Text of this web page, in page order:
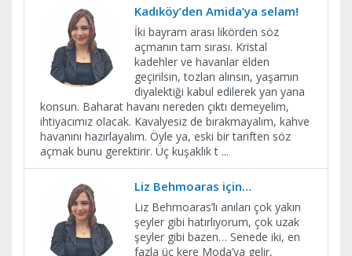
Kadıköy’den Amida’ya selam!
İki bayram arası likörden söz
açmanın tam sırası. Kristal
kadehler ve havanlar elden
geçirilsin, tozları alınsın, yaşamın
diyalektiği kabul edilerek yan yana
konsun. Baharat havanı nereden çıktı demeyelim,
ihtiyacımız olacak. Kavalyesiz de bırakmayalım, kahve
havanını hazırlayalım. Öyle ya, eski bir tariften söz
açmak bunu gerektirir. Üç kuşaklık t ...
Liz Behmoaras için…
Liz Behmoaras’lı anıları çok yakın
şeyler gibi hatırlıyorum, çok uzak
şeyler gibi bazen… Senede iki, en
fazla üç kere Moda’ya gelir,